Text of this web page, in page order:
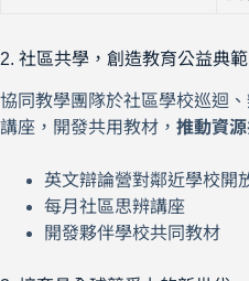
2. 社區共學，創造教育公益典範
協同教學團隊於社區學校巡迴
講座，開發共用教材， 推動資
英文辯論營對鄰近學校開
每月社區思辨講座
開發夥伴學校共同教材